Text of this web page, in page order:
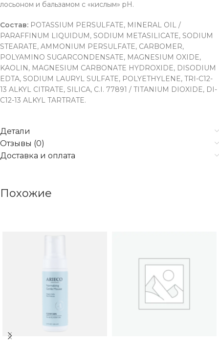
лосьоном и бальзамом с «кислым» рН.
Состав: POTASSIUM PERSULFATE, MINERAL OIL /
PARAFFINUM LIQUIDUM, SODIUM METASILICATE, SODIUM
STEARATE, AMMONIUM PERSULFATE, CARBOMER,
POLYAMINO SUGARCONDENSATE, MAGNESIUM OXIDE,
KAOLIN, MAGNESIUM CARBONATE HYDROXIDE, DISODIUM
EDTA, SODIUM LAURYL SULFATE, POLYETHYLENE, TRI-C12-
13 ALKYL CITRATE, SILICA, C.I. 77891 / TITANIUM DIOXIDE, DI-
C12-13 ALKYL TARTRATE.
Детали
Отзывы (0)
Доставка и оплата
Похожие